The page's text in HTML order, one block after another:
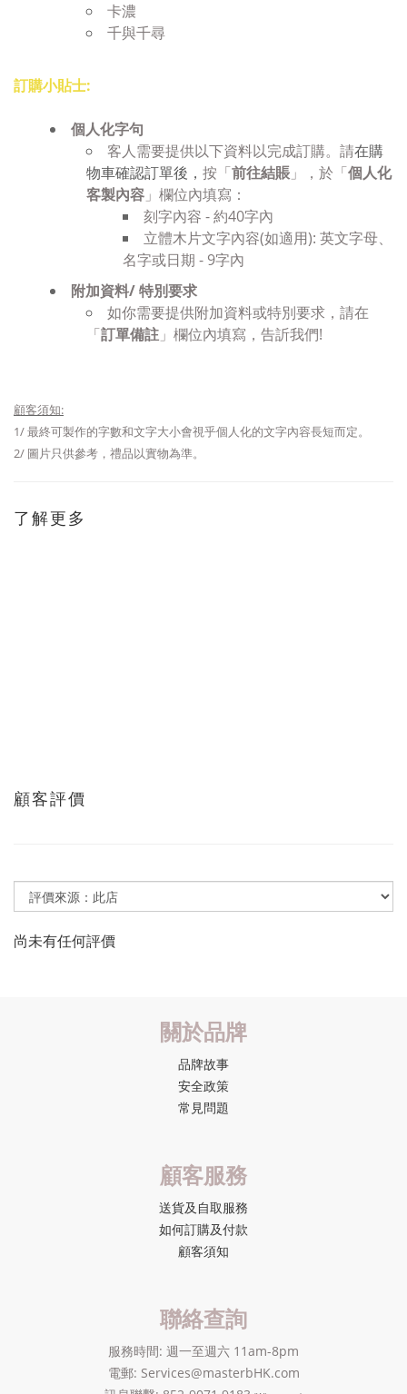
卡濃
千與千尋
訂購小貼士:
個人化字句
客人需要提供以下資料以完成訂購。請在購
物車確認訂單後， 按「前往結賬 」，於「個人化
客製內容 」欄位內填寫：
刻字內容 - 約40字內
立體木片文字內容(如適用): 英文字母、
名字或日期 - 9字內
附加資料/ 特別要求
如你需要提供附加資料或特別要求，請在
「訂單備註 」欄位內填寫，告訢我們!
顧客須知:
1/最終可製作的字數和文字大小會視乎個人化的文字內容長短而定。
2/ 圖片只供參考，禮品以實物為準。
了解更多
顧客評價
尚未有任何評價
關於品牌
品牌故事
安全政策
常見問題
顧客服務
送貨及自取服務
如何訂購及付款
顧客須知
聯絡查詢
服務時間: 週一至週六 11am-8pm
電郵: Services@masterbHK.com